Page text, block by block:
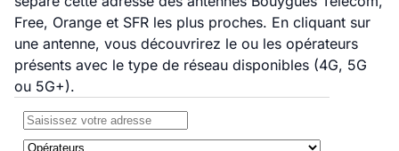
Free, Orange et SFR les plus proches. En cliquant sur
une antenne, vous découvrirez le ou les opérateurs
présents avec le type de réseau disponibles (4G, 5G
ou 5G+).